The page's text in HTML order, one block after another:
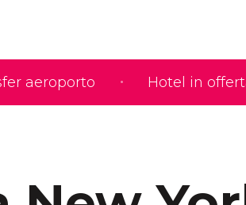
aeroporto Hotel in